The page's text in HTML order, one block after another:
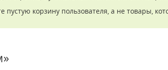
пустую корзину пользователя, а не товары,